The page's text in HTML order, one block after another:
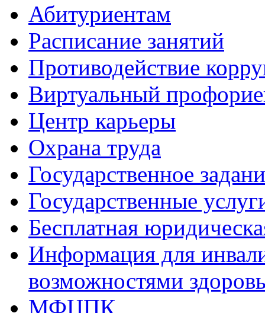
Абитуриентам
Расписание занятий
Противодействие
Виртуальный
Центр карьеры
Охрана труда
Государственное
Государственные
Бесплатная
Информация для
возможностями
МФЦПК